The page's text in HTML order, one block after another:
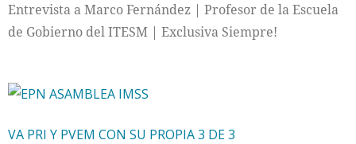
Entrevista a Marco Fernández | Profesor de la Escuela
de Gobierno del ITESM | Exclusiva Siempre!
VA PRI Y PVEM CON SU PROPIA 3 DE 3